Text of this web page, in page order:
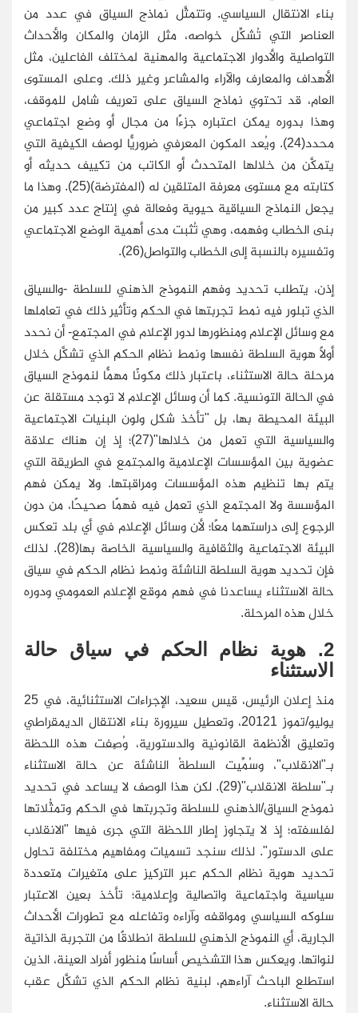
بناء الانتقال السياسي. وتتمثَّل نماذج السياق في عدد من
العناصر التي تُشكِّل خواصه، مثل الزمان والمكان والأحداث
التواصلية والأدوار الاجتماعية والمهنية لمختلف الفاعلين، مثل
الأهداف والمعارف والآراء والمشاعر وغير ذلك. وعلى المستوى
العام، قد تحتوي نماذج السياق على تعريف شامل للموقف،
وهذا بدوره يمكن اعتباره جزءًا من مجال أو وضع اجتماعي
محدد(24). ويُعد المكون المعرفي ضروريًّا لوصف الكيفية التي
يتمكَّن من خلالها المتحدث أو الكاتب من تكييف حديثه أو
كتابته مع مستوى معرفة المتلقين له (المفترضة)(25). وهذا ما
يجعل النماذج السياقية حيوية وفعالة في إنتاج عدد كبير من
بنى الخطاب وفهمه، وهي تُثبت مدى أهمية الوضع الاجتماعي
وتفسيره بالنسبة إلى الخطاب والتواصل(26).
إذن، يتطلب تحديد وفهم النموذج الذهني للسلطة -والسياق
الذي تبلور فيه نمط تجربتها في الحكم وتأثير ذلك في تعاملها
مع وسائل الإعلام ومنظورها لدور الإعلام في المجتمع- أن نحدد
أولًا هوية السلطة نفسها ونمط نظام الحكم الذي تشكَّل خلال
مرحلة حالة الاستثناء، باعتبار ذلك مكونًا مهمًّا لنموذج السياق
في الحالة التونسية. كما أن وسائل الإعلام لا توجد مستقلة عن
البيئة المحيطة بها، بل "تأخذ شكل ولون البنيات الاجتماعية
والسياسية التي تعمل من خلالها"(27)؛ إذ إن هناك علاقة
عضوية بين المؤسسات الإعلامية والمجتمع في الطريقة التي
يتم بها تنظيم هذه المؤسسات ومراقبتها. ولا يمكن فهم
المؤسسة ولا المجتمع الذي تعمل فيه فهمًا صحيحًا، من دون
الرجوع إلى دراستهما معًا؛ لأن وسائل الإعلام في أي بلد تعكس
البيئة الاجتماعية والثقافية والسياسية الخاصة بها(28). لذلك
فإن تحديد هوية السلطة الناشئة ونمط نظام الحكم في سياق
حالة الاستثناء يساعدنا في فهم موقع الإعلام العمومي ودوره
خلال هذه المرحلة.
2. هوية نظام الحكم في سياق حالة
الاستثناء
منذ إعلان الرئيس، قيس سعيد، الإجراءات الاستثنائية، في 25
يوليو/تموز 20121، وتعطيل سيرورة بناء الانتقال الديمقراطي
وتعليق الأنظمة القانونية والدستورية، وُصِفت هذه اللحظة
بـ"الانقلاب"، وسُمِّيت السلطةُ الناشئة عن حالة الاستثناء
بـ"سلطة الانقلاب"(29). لكن هذا الوصف لا يساعد في تحديد
نموذج السياق/الذهني للسلطة وتجربتها في الحكم وتمثُّلاتها
لفلسفته؛ إذ لا يتجاوز إطار اللحظة التي جرى فيها "الانقلاب
على الدستور". لذلك سنجد تسميات ومفاهيم مختلفة تحاول
تحديد هوية نظام الحكم عبر التركيز على متغيرات متعددة
سياسية واجتماعية واتصالية وإعلامية؛ تأخذ بعين الاعتبار
سلوكه السياسي ومواقفه وآراءه وتفاعله مع تطورات الأحداث
الجارية، أي النموذج الذهني للسلطة انطلاقًا من التجربة الذاتية
لنواتها. ويعكس هذا التشخيص أساسًا منظور أفراد العينة، الذين
استطلع الباحث آراءهم، لبنية نظام الحكم الذي تشكَّل عقب
حالة الاستثناء.